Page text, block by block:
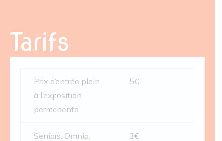
Tarifs
Prix d’entrée plein
à l’exposition
permanente
5€
Seniors, Omnio,
3€